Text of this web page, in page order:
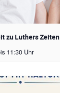
zu Luthers Zeiten
11:30 Uhr